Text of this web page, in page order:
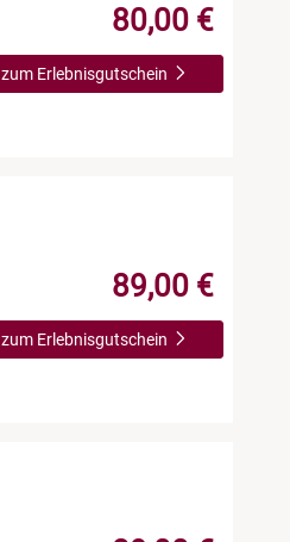
80,00 €
zum Erlebnisgutschein
89,00 €
zum Erlebnisgutschein